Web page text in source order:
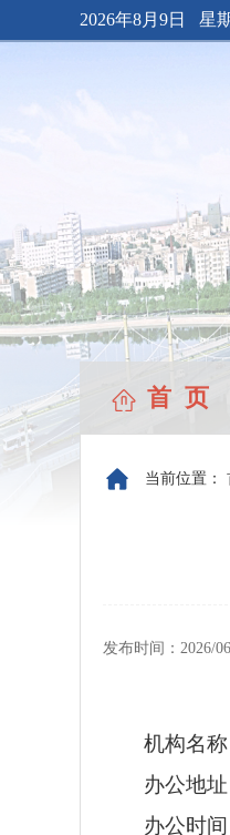
2026年8月9日 星
首 页
当前位置：
发布时间：2026/
机构名
办公地
办公时